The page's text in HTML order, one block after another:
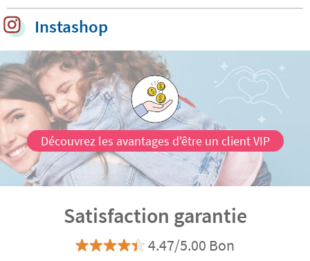
personnalisée
Instashop
Découvrez les avantages d'être un client VIP
Satisfaction garantie
4.47/5.00 Bon